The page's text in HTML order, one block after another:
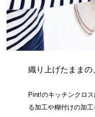
織り上げたままの
Pint!のキッチンクロ
る加工や糊付けの加工